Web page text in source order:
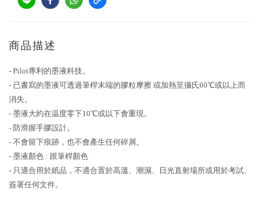
商品描述
- Pilot專利的墨液科技。
- 已書寫的墨液可透過筆桿末端的膠粒摩擦 或加熱至攝氏60℃或以上而
消失。
- 墨液大約在温度零下10℃或以下會重現。
- 防滑握手膠設計。
- 不會留下痕跡，也不會產生任何碎屑。
- 墨液顏色 : 跟筆桿顏色
- 只適合用於紙品，不適合置於高溫、潮濕、日光直射場所或用於考試、
簽署任何文件。